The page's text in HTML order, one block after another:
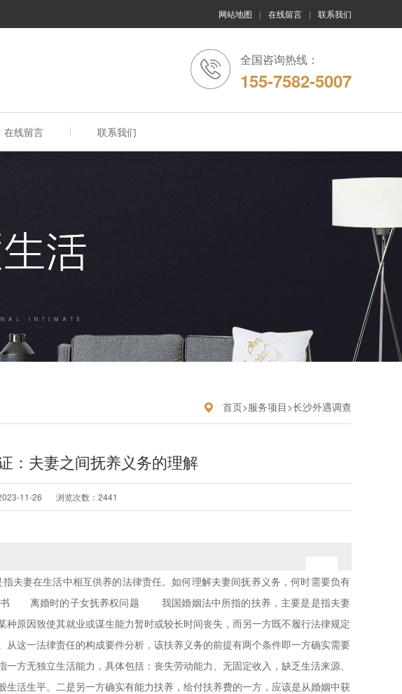
网站地图 | 在线留言 | 联系我们
全国咨询热线：
155-7582-5007
在线留言 联系我们
首页>服务项目>长沙外遇调查
：夫妻之间抚养义务的理解
11-26 浏览次数：2441
夫妻在生活中相互供养的法律责任。如何理解夫妻间抚养义务，何时需要负有
离婚时的子女抚养权问题 我国婚姻法中所指的扶养，主要是是指夫妻
原因致使其就业或谋生能力暂时或较长时间丧失，而另一方既不履行法律规定
这一法律责任的构成要件分析，该扶养义务的前提有两个条件即一方确实需要
无独立生活能力，具体包括：丧失劳动能力、无固定收入，缺乏生活来源、
活生平。二是另一方确实有能力扶养，给付扶养费的一方，应该是从婚姻中获